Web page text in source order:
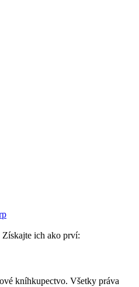
ich ako prví:
kníhkupectvo. Všetky práva